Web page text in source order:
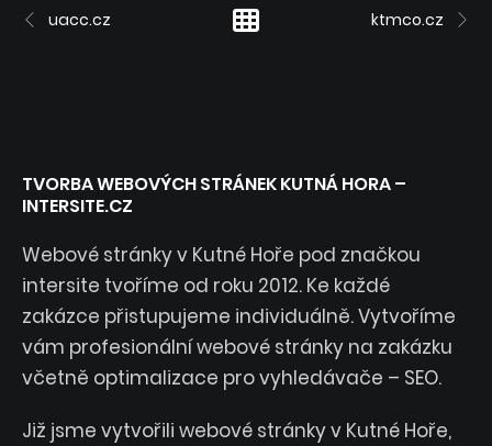
uacc.cz ktmco.cz
TVORBA WEBOVÝCH STRÁNEK KUTNÁ HORA –
INTERSITE.CZ
Webové stránky v Kutné Hoře pod značkou
intersite tvoříme od roku 2012. Ke každé
zakázce přistupujeme individuálně. Vytvoříme
vám profesionální webové stránky na zakázku
včetně optimalizace pro vyhledávače – SEO.
Již jsme vytvořili webové stránky v Kutné Hoře,